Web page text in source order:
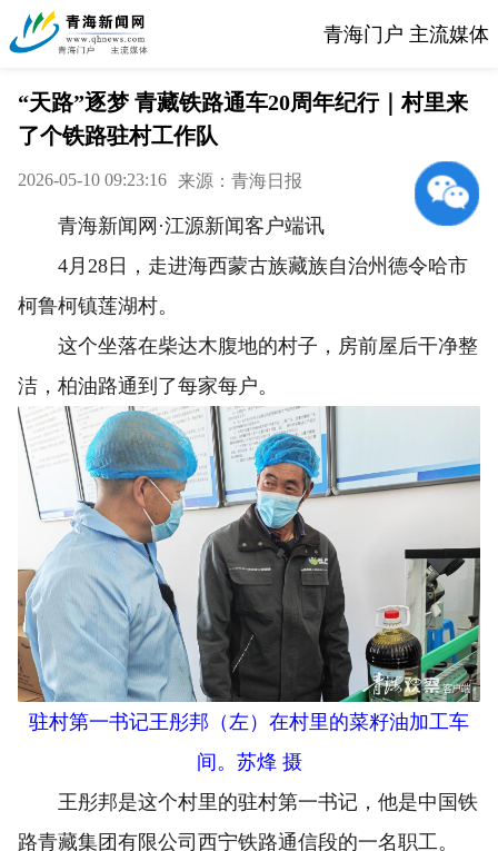
青海门户 主流媒体
“天路”逐梦 青藏铁路通车20周年纪行｜村里来
了个铁路驻村工作队
2026-05-10 09:23:16 来源：青海日报
青海新闻网·江源新闻客户端讯
4月28日，走进海西蒙古族藏族自治州德令哈市
柯鲁柯镇莲湖村。
这个坐落在柴达木腹地的村子，房前屋后干净整
洁，柏油路通到了每家每户。
驻村第一书记王彤邦（左）在村里的菜籽油加工车
间。苏烽 摄
王彤邦是这个村里的驻村第一书记，他是中国铁
路青藏集团有限公司西宁铁路通信段的一名职工。